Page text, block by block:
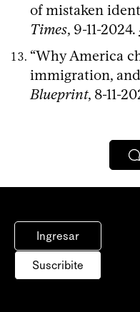
of mistaken
Times, 9-11-2024.
“Why America
immigration,
Blueprint, 8-11-
Ingresar
Suscribite